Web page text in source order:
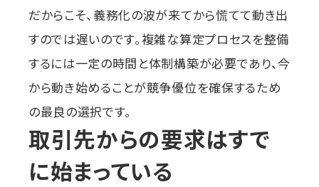
だからこそ、義務化の波が来てから慌てて動き出
すのでは遅いのです。複雑な算定プロセスを整備
するには一定の時間と体制構築が必要であり、今
から動き始めることが競争優位を確保するため
の最良の選択です。
取引先からの要求はすで
に始まっている